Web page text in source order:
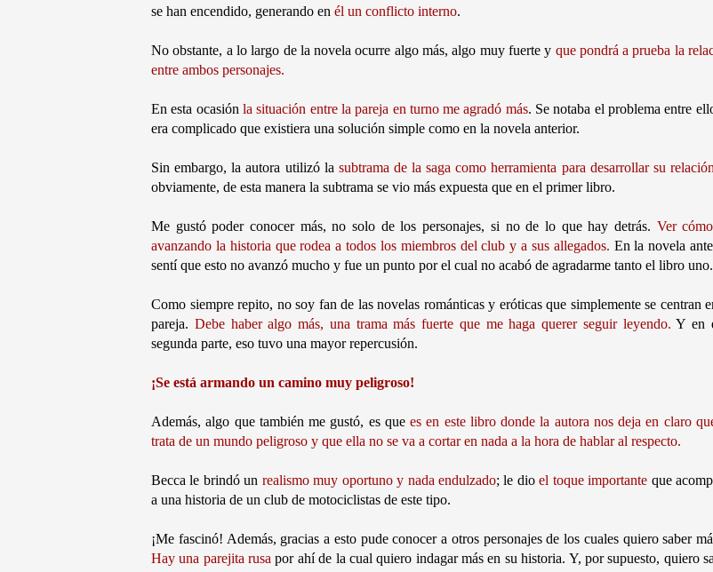
se han encendido, generando en él un conflicto interno.
No obstante, a lo largo de la novela ocurre algo más, algo muy fuerte y que pondrá a prueba la
entre ambos personajes.
En esta ocasión la situación entre la pareja en turno me agradó más. Se notaba el problema entre
era complicado que existiera una solución simple como en la novela anterior.
Sin embargo, la autora utilizó la subtrama de la saga como herramienta para desarrollar su relación
obviamente, de esta manera la subtrama se vio más expuesta que en el primer libro.
Me gustó poder conocer más, no solo de los personajes, si no de lo que hay detrás. Ver
avanzando la historia que rodea a todos los miembros del club y a sus allegados. En la novela
sentí que esto no avanzó mucho y fue un punto por el cual no acabó de agradarme tanto el libro uno.
Como siempre repito, no soy fan de las novelas románticas y eróticas que simplemente se centran
pareja. Debe haber algo más, una trama más fuerte que me haga querer seguir leyendo.Y en
segunda parte, eso tuvo una mayor repercusión.
¡Se está armando un camino muy peligroso!
Además, algo que también me gustó, es que es en este libro donde la autora nos deja en claro
trata de un mundo peligroso y que ella no se va a cortar en nada a la hora de hablar al respecto.
Becca le brindó un realismo muy oportuno y nada endulzado; le dioel toque importante que
a una historia de un club de motociclistas de este tipo.
¡Me fascinó! Además, gracias a esto pude conocer a otros personajes de los cuales quiero saber
Hay una parejita rusa por ahí de la cual quiero indagar más en su historia. Y, por supuesto, quiero